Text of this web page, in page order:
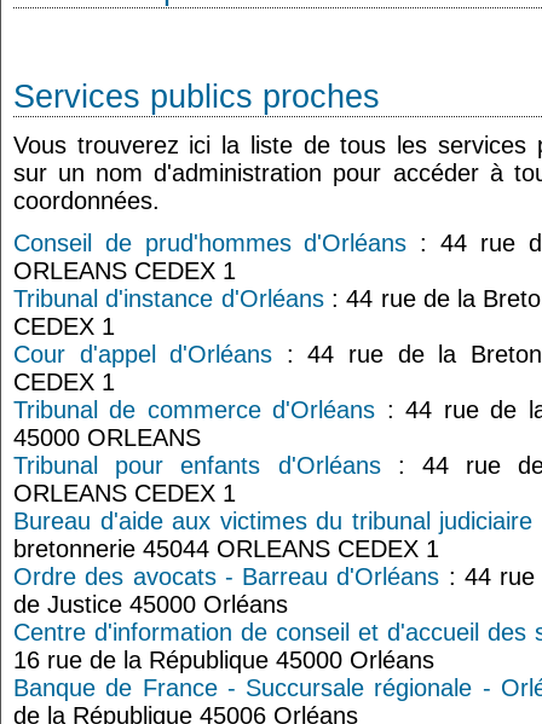
Services publics proches
Vous trouverez ici la liste de tous les services
sur un nom d'administration pour accéder à
coordonnées.
Conseil de prud'hommes d'Orléans : 44 rue
ORLEANS CEDEX 1
Tribunal d'instance d'Orléans: 44 rue de la
CEDEX 1
Cour d'appel d'Orléans : 44 rue de la
CEDEX 1
Tribunal de commerce d'Orléans : 44 rue de
45000 ORLEANS
Tribunal pour enfants d'Orléans: 44 rue de
ORLEANS CEDEX 1
Bureau d'aide aux victimes du tribunal judiciaire
bretonnerie 45044 ORLEANS CEDEX 1
Ordre des avocats - Barreau d'Orléans : 44 rue
de Justice 45000 Orléans
Centre d'information de conseil et d'accueil des
16 rue de la République 45000 Orléans
Banque de France - Succursale régionale -
de la République 45006 Orléans